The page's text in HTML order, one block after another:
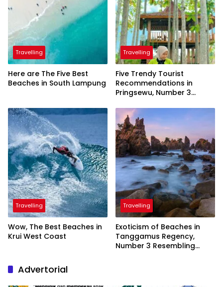
Travelling
Here are The Five Best
Beaches in South Lampung
Travelling
Five Trendy Tourist
Recommendations in
Pringsewu, Number 3
President
Travelling
Wow, The Best Beaches in
Krui West Coast
Travelling
Exoticism of Beaches in
Tanggamus Regency,
Number 3 Resembling
Advertorial